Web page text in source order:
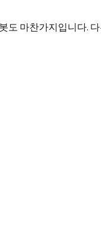
도 마찬가지입니다.